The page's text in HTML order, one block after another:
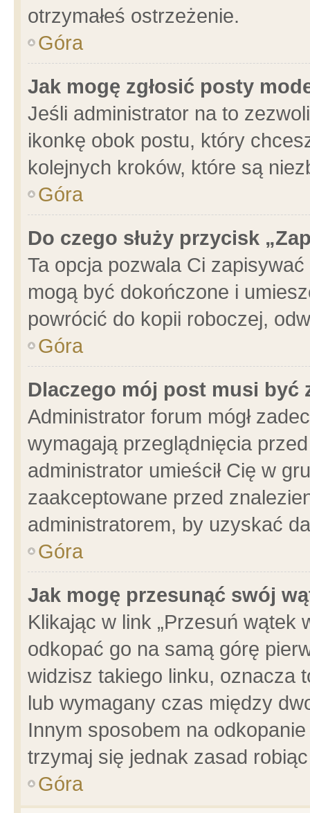
otrzymałeś ostrzeżenie.
Góra
Jak mogę zgłosić posty
Jeśli administrator na to
ikonkę obok postu, który
kolejnych kroków, które są
Góra
Do czego służy przycisk
Ta opcja pozwala Ci
mogą być dokończone i
powrócić do kopii roboczej,
Góra
Dlaczego mój post musi być
Administrator forum mógł
wymagają przeglądnięcia
administrator umieścił Cię w
zaakceptowane przed
administratorem, by uzyskać
Góra
Jak mogę przesunąć swój
Klikając w link „Przesuń wątek
odkopać go na samą górę
widzisz takiego linku, oznacza
lub wymagany czas między
Innym sposobem na
trzymaj się jednak zasad
Góra